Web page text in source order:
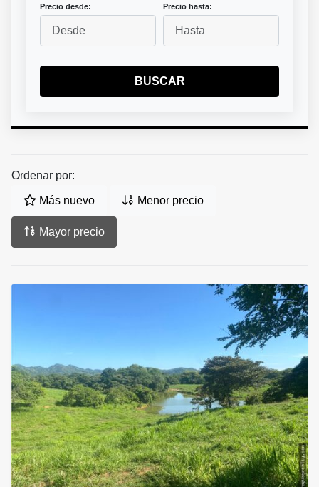
Precio desde: Precio hasta:
BUSCAR
Ordenar por:
Más nuevo Menor precio
Mayor precio